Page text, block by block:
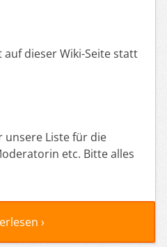
dieser Wiki-Seite statt
unsere Liste für die
etc. Bitte alles
›